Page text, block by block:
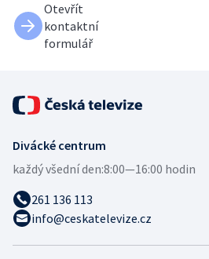
Otevřít
kontaktní
formulář
Divácké centrum
každý všední den:8:00—16:00 hodin
261 136 113
info@ceskatelevize.cz